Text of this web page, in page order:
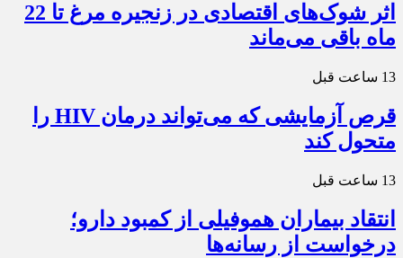
اثر شوک‌های اقتصادی در زنجیره مرغ تا 22
ماه باقی می‌ماند
13 ساعت قبل
قرص آزمایشی که می‌تواند درمان HIV را
متحول کند
13 ساعت قبل
انتقاد بیماران هموفیلی از کمبود دارو؛
درخواست از رسانه‌ها